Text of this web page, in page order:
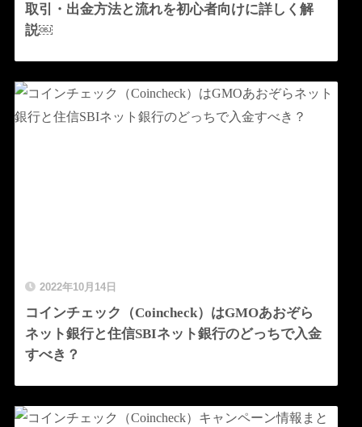
取引・出金方法と流れを初心者向けに詳しく解
説￼
2022年10月14日
コインチェック（Coincheck）はGMOあおぞら
ネット銀行と住信SBIネット銀行のどっちで入金
すべき？